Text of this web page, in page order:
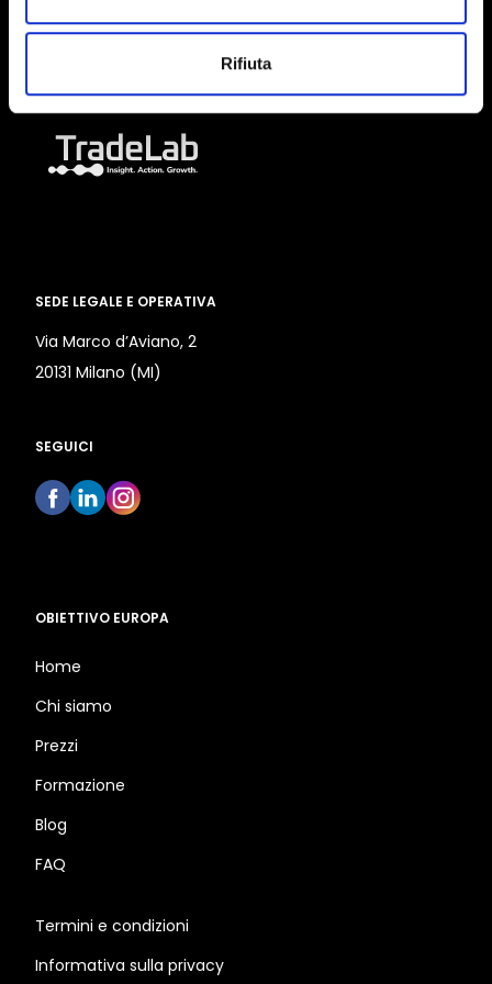
Rifiuta
Tel. +39.331.3612883
BRAND OF
SEDE LEGALE E OPERATIVA
Via Marco d’Aviano, 2
20131 Milano (MI)
SEGUICI
OBIETTIVO EUROPA
Home
Chi siamo
Prezzi
Formazione
Blog
FAQ
Termini e condizioni
Informativa sulla privacy